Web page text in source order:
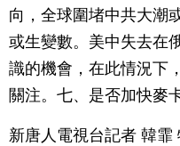
向，全球圍堵中共大潮
或生變數。美中失去在
識的機會，在此情況下
關注。七、是否加快麥
新唐人電視台記者 韓